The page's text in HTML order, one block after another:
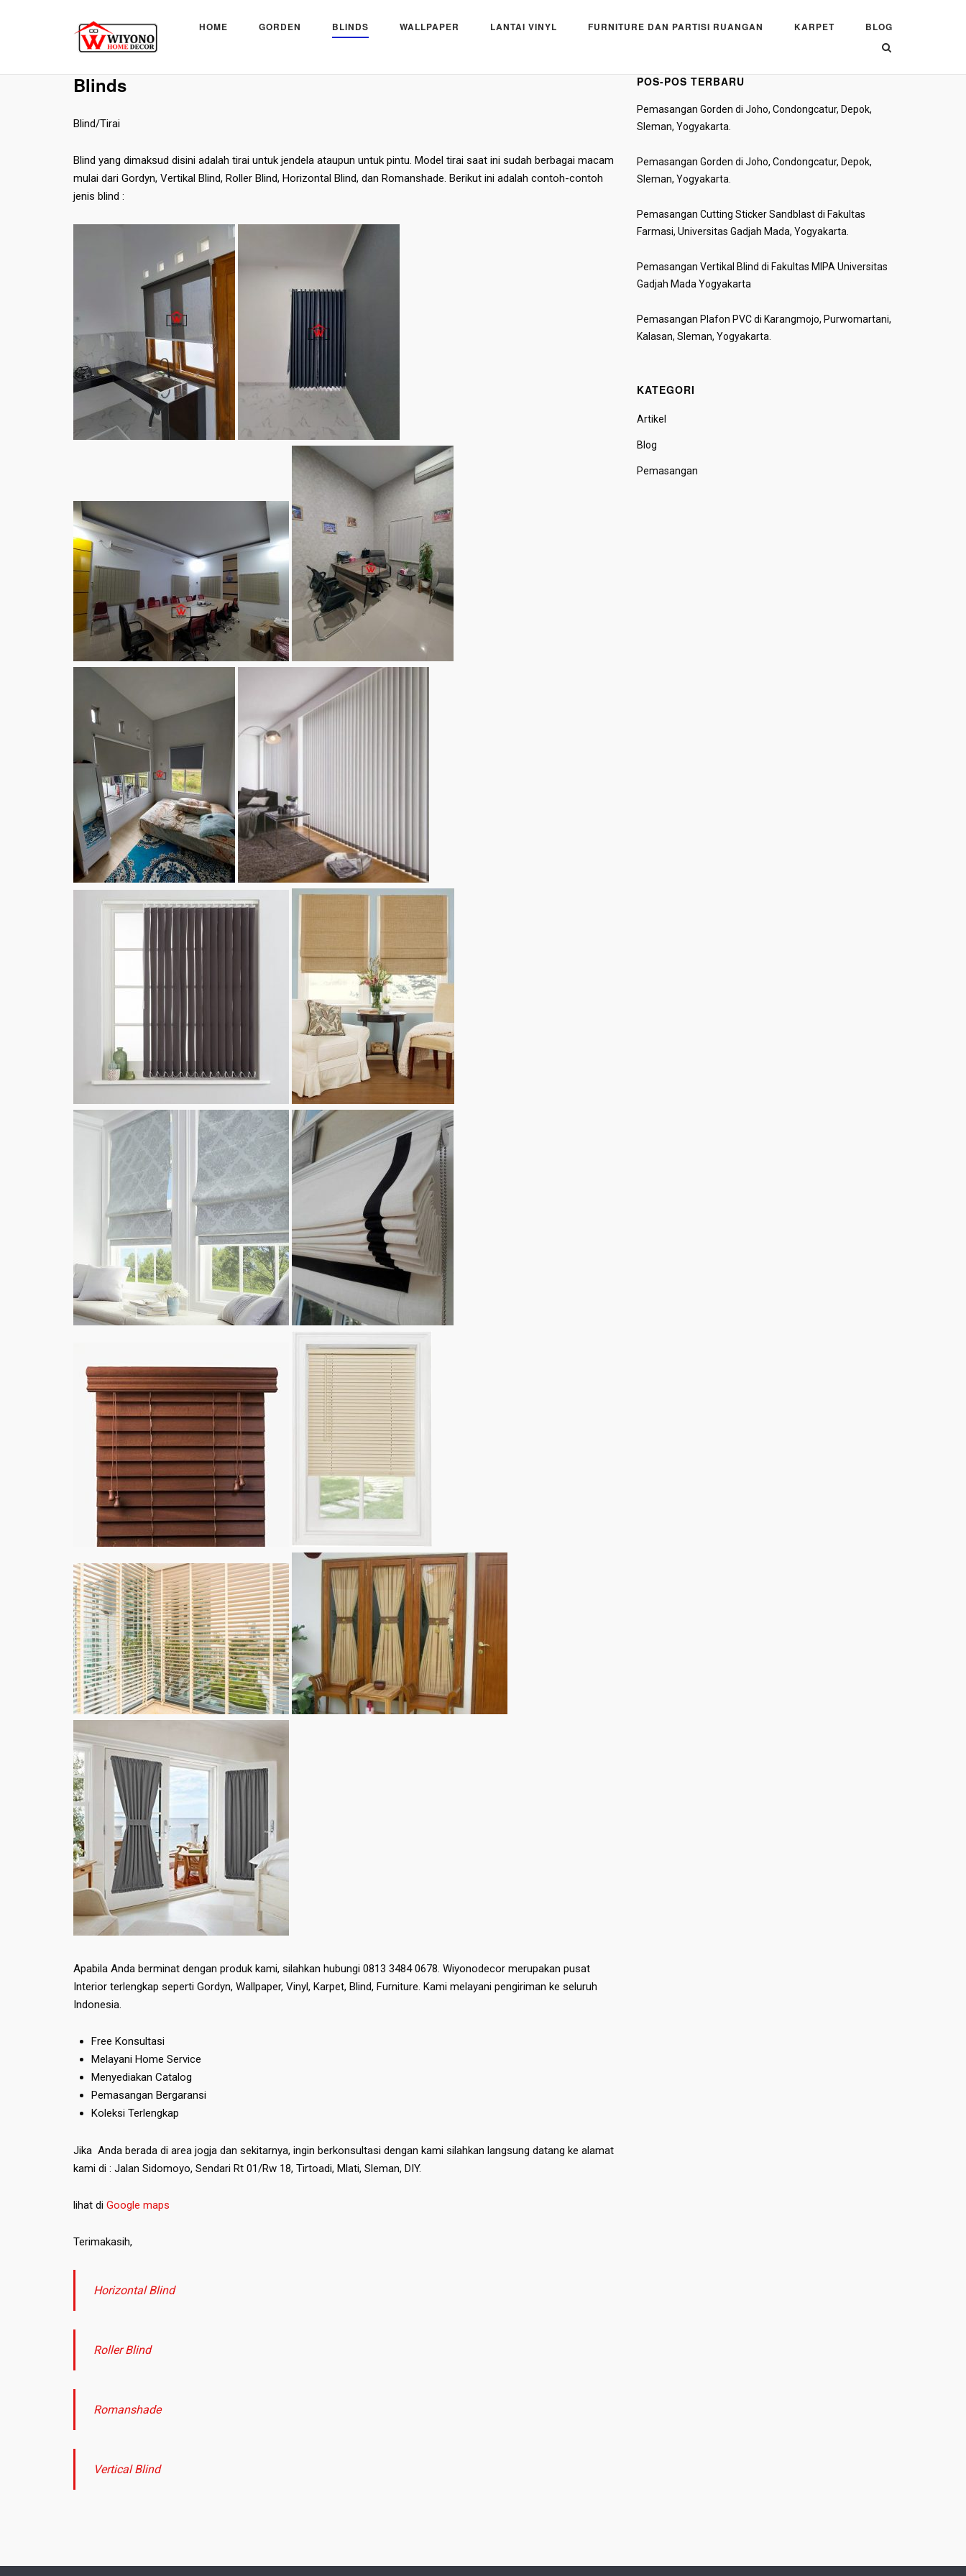
HOME GORDEN BLINDS WALLPAPER LANTAI VINYL FURNITURE DAN PARTISI RUANGAN KARPET BLOG
Beranda»Blinds
Blinds
Blind/Tirai
Blind yang dimaksud disini adalah tirai untuk jendela ataupun untuk pintu. Model tirai saat ini sudah berbagai macam
mulai dari Gordyn, Vertikal Blind, Roller Blind, Horizontal Blind, dan Romanshade. Berikut ini adalah contoh-contoh
jenis blind :
Apabila Anda berminat dengan produk kami, silahkan hubungi 0813 3484 0678. Wiyonodecor merupakan pusat
Interior terlengkap seperti Gordyn, Wallpaper, Vinyl, Karpet, Blind, Furniture. Kami melayani pengiriman ke seluruh
Indonesia.
Free Konsultasi
Melayani Home Service
Menyediakan Catalog
Pemasangan Bergaransi
Koleksi Terlengkap
Jika Anda berada di area jogja dan sekitarnya, ingin berkonsultasi dengan kami silahkan langsung datang ke alamat
kami di : Jalan Sidomoyo, Sendari Rt 01/Rw 18, Tirtoadi, Mlati, Sleman, DIY.
lihat di Google maps
Terimakasih,
Horizontal Blind
Roller Blind
Romanshade
Vertical Blind
POS-POS TERBARU
Pemasangan Gorden di Joho, Condongcatur, Depok,
Sleman, Yogyakarta.
Pemasangan Gorden di Joho, Condongcatur, Depok,
Sleman, Yogyakarta.
Pemasangan Cutting Sticker Sandblast di Fakultas
Farmasi, Universitas Gadjah Mada, Yogyakarta.
Pemasangan Vertikal Blind di Fakultas MIPA Universitas
Gadjah Mada Yogyakarta
Pemasangan Plafon PVC di Karangmojo, Purwomartani,
Kalasan, Sleman, Yogyakarta.
KATEGORI
Artikel
Blog
Pemasangan